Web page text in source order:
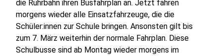
die Ruhrbahn ihren Busfahrplan an. Jetzt fahren
morgens wieder alle Einsatzfahrzeuge, die die
Schüler:innen zur Schule bringen. Ansonsten gilt bis
zum 7. März weiterhin der normale Fahrplan. Diese
Schulbusse sind ab Montag wieder morgens im